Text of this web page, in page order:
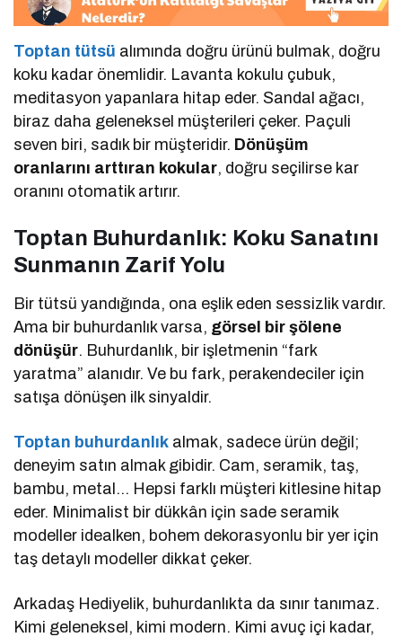
Toptan tütsü alımında doğru ürünü bulmak, doğru
koku kadar önemlidir. Lavanta kokulu çubuk,
meditasyon yapanlara hitap eder. Sandal ağacı,
biraz daha geleneksel müşterileri çeker. Paçuli
seven biri, sadık bir müşteridir. Dönüşüm
oranlarını arttıran kokular, doğru seçilirse kar
oranını otomatik artırır.
Toptan Buhurdanlık: Koku Sanatını
Sunmanın Zarif Yolu
Bir tütsü yandığında, ona eşlik eden sessizlik vardır.
Ama bir buhurdanlık varsa, görsel bir şölene
dönüşür. Buhurdanlık, bir işletmenin “fark
yaratma” alanıdır. Ve bu fark, perakendeciler için
satışa dönüşen ilk sinyaldir.
Toptan buhurdanlık almak, sadece ürün değil;
deneyim satın almak gibidir. Cam, seramik, taş,
bambu, metal… Hepsi farklı müşteri kitlesine hitap
eder. Minimalist bir dükkân için sade seramik
modeller idealken, bohem dekorasyonlu bir yer için
taş detaylı modeller dikkat çeker.
Arkadaş Hediyelik, buhurdanlıkta da sınır tanımaz.
Kimi geleneksel, kimi modern. Kimi avuç içi kadar,